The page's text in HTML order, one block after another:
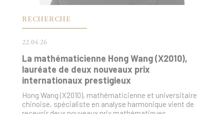
RECHERCHE
22.04.26
La mathématicienne Hong Wang (X2010),
lauréate de deux nouveaux prix
internationaux prestigieux
Hong Wang (X2010), mathématicienne et universitaire
chinoise, spécialiste en analyse harmonique vient de